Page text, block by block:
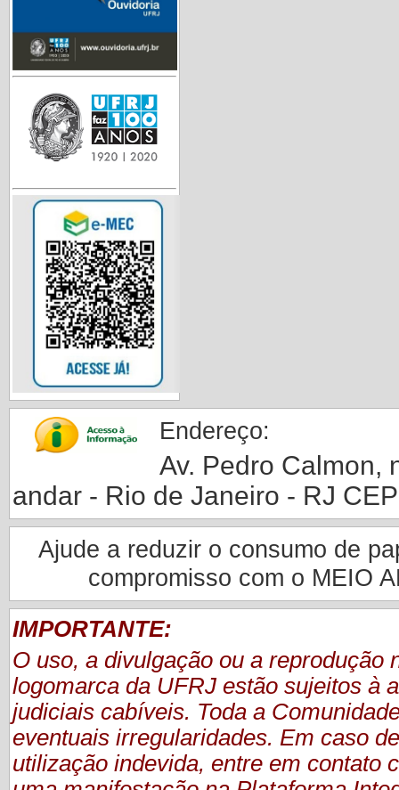
Endereço:
Av. Pedro Calmon,
andar - Rio de Janeiro - RJ
Ajude a reduzir o consumo de
compromisso com o MEIO
IMPORTANTE:
O uso, a divulgação ou a reprodução
logomarca da UFRJ estão sujeitos à
judiciais cabíveis. Toda a
eventuais irregularidades. Em caso
utilização indevida, entre em contato